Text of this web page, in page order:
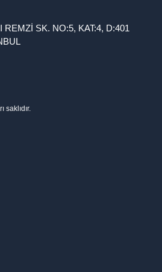
SK. NO:5, KAT:4, D:401
saklıdır.